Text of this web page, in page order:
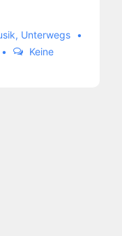
, Unterwegs
Keine